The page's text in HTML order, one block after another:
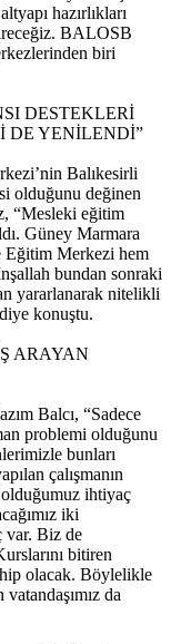
hazırlıkları
BALOSB
biri
DESTEKLERİ
DE YENİLENDİ”
Balıkesirli
olduğunu değinen
“Mesleki eğitim
Güney Marmara
Eğitim Merkezi hem
bundan sonraki
yararlanarak nitelikli
konuştu.
ARAYAN
Balcı, “Sadece
problemi olduğunu
bunları
çalışmanın
olduğumuz ihtiyaç
iki
var. Biz de
bitiren
olacak. Böylelikle
da